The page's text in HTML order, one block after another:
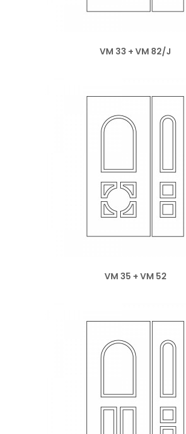
VM 33 + VM 82/J
VM 35 + VM 52